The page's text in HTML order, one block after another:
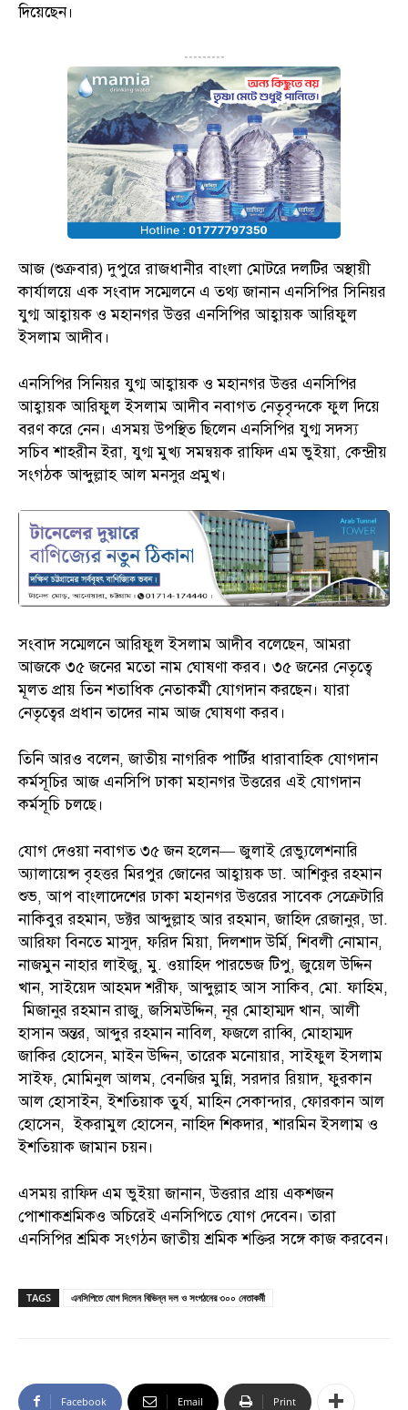
দিয়েছেন।
---------
আজ (শুক্রবার) দুপুরে রাজধানীর বাংলা মোটরে দলটির অস্থায়ী
কার্যালয়ে এক সংবাদ সম্মেলনে এ তথ্য জানান এনসিপির সিনিয়র
যুগ্ম আহ্বায়ক ও মহানগর উত্তর এনসিপির আহ্বায়ক আরিফুল
ইসলাম আদীব।
এনসিপির সিনিয়র যুগ্ম আহ্বায়ক ও মহানগর উত্তর এনসিপির
আহ্বায়ক আরিফুল ইসলাম আদীব নবাগত নেতৃবৃন্দকে ফুল দিয়ে
বরণ করে নেন। এসময় উপস্থিত ছিলেন এনসিপির যুগ্ম সদস্য
সচিব শাহরীন ইরা, যুগ্ম মুখ্য সমন্বয়ক রাফিদ এম ভুইয়া, কেন্দ্রীয়
সংগঠক আব্দুল্লাহ আল মনসুর প্রমুখ।
সংবাদ সম্মেলনে আরিফুল ইসলাম আদীব বলেছেন, আমরা
আজকে ৩৫ জনের মতো নাম ঘোষণা করব। ৩৫ জনের নেতৃত্বে
মূলত প্রায় তিন শতাধিক নেতাকর্মী যোগদান করছেন। যারা
নেতৃত্বের প্রধান তাদের নাম আজ ঘোষণা করব।
তিনি আরও বলেন, জাতীয় নাগরিক পার্টির ধারাবাহিক যোগদান
কর্মসূচির আজ এনসিপি ঢাকা মহানগর উত্তরের এই যোগদান
কর্মসূচি চলছে।
যোগ দেওয়া নবাগত ৩৫ জন হলেন— জুলাই রেভ্যুলেশনারি
অ্যালায়েন্স বৃহত্তর মিরপুর জোনের আহ্বায়ক ডা. আশিকুর রহমান
শুভ, আপ বাংলাদেশের ঢাকা মহানগর উত্তরের সাবেক সেক্রেটারি
নাকিবুর রহমান, ডক্টর আব্দুল্লাহ আর রহমান, জাহিদ রেজানুর, ডা.
আরিফা বিনতে মাসুদ, ফরিদ মিয়া, দিলশাদ উর্মি, শিবলী নোমান,
নাজমুন নাহার লাইজু, মু. ওয়াহিদ পারভেজ টিপু, জুয়েল উদ্দিন
খান, সাইয়েদ আহমদ শরীফ, আব্দুল্লাহ আস সাকিব, মো. ফাহিম,
মিজানুর রহমান রাজু, জসিমউদ্দিন, নূর মোহাম্মদ খান, আলী
হাসান অন্তর, আব্দুর রহমান নাবিল, ফজলে রাব্বি, মোহাম্মদ
জাকির হোসেন, মাইন উদ্দিন, তারেক মনোয়ার, সাইফুল ইসলাম
সাইফ, মোমিনুল আলম, বেনজির মুন্নি, সরদার রিয়াদ, ফুরকান
আল হোসাইন, ইশতিয়াক তুর্য, মাহিন সেকান্দার, ফোরকান আল
হোসেন, ইকরামুল হোসেন, নাহিদ শিকদার, শারমিন ইসলাম ও
ইশতিয়াক জামান চয়ন।
এসময় রাফিদ এম ভুইয়া জানান, উত্তরার প্রায় একশজন
পোশাকশ্রমিকও অচিরেই এনসিপিতে যোগ দেবেন। তারা
এনসিপির শ্রমিক সংগঠন জাতীয় শ্রমিক শক্তির সঙ্গে কাজ করবেন।
TAGS এনসিপিতে যোগ দিলেন বিভিন্ন দল ও সংগঠনের ৩০০ নেতাকর্মী
Facebook Email Print